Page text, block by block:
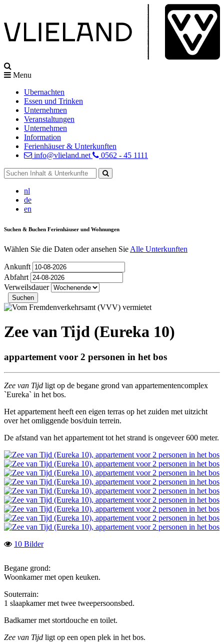
Menu
Ubernachten
Essen und Trinken
Unternehmen
Veranstaltungen
Unternehmen
Information
Ferienhäuser & Unterkunften
info@vlieland.net
0562 - 45 1111
nl
de
en
Suchen & Buchen Ferienhäuser und Wohnungen
Wählen Sie die Daten oder ansehen Sie Alle Unterkunften
Ankunft
Abfahrt
Verweilsdauer
Zee van Tijd (Eureka 10)
appartement voor 2 personen in het bos
Zee van Tijd ligt op de begane grond van appartementencomplex
`Eureka` in het bos.
Het appartement heeft een eigen terras op het zuiden met uitzicht
over het omliggende bos/duin terrein.
De afstand van het appartement tot het strand is ongeveer 600 meter.
10 Bilder
Begane grond:
Woonkamer met open keuken.
Souterrain:
1 slaapkamer met twee tweepersoonsbed.
Badkamer met stortdouche en toilet.
Zee van Tijd ligt op een open plek in het bos.